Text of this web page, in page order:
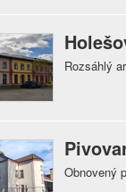
Rozsáhlý
Obnovený